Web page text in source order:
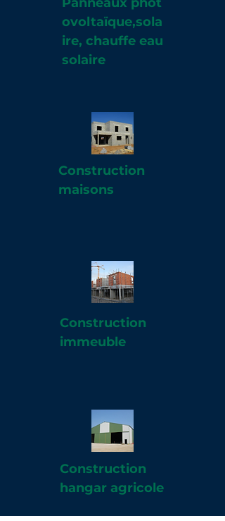
ovoltaïque,sola
ire, chauffe eau
solaire
Construction
maisons
Construction
immeuble
Construction
hangar agricole